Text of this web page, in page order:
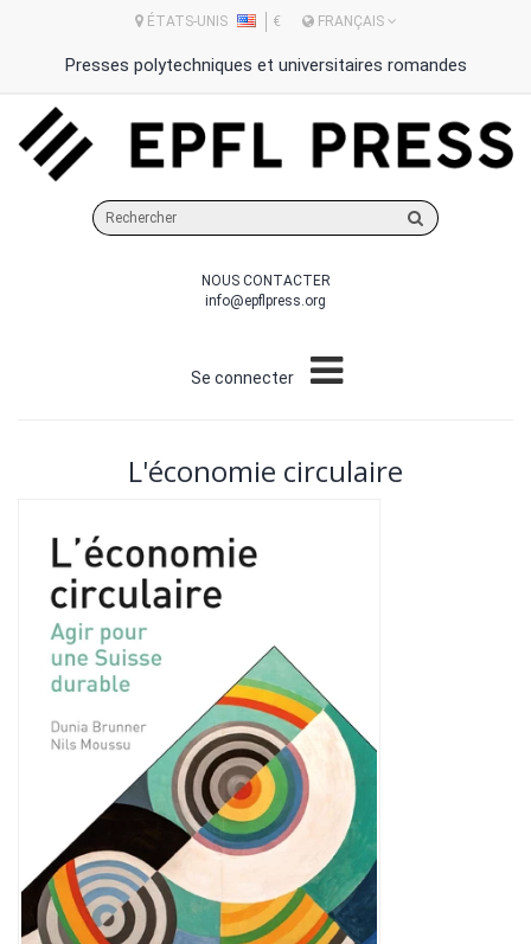
ÉTATS-UNIS € FRANÇAIS
Presses polytechniques et universitaires romandes
sur
site
NOUS CONTACTER
info@epflpress.org
Se connecter
L'économie circulaire